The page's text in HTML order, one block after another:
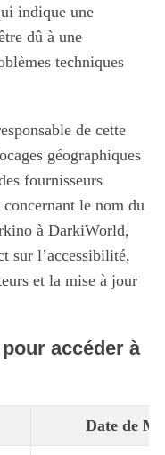
indique une
dû à une
techniques
de cette
géographiques
fournisseurs
concernant le nom du
à DarkiWorld,
sur l’accessibilité,
et la mise à jour
accéder à
Date de